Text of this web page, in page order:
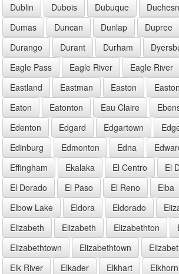
Dublin
Dubois Dubuque
Dumas
Duncan Dunlap Dupree
Durango
Durant Durham
Eagle Pass
Eagle River Eagle River
Eastland
Eastman Easton Easton
Eaton
Eatonton Eau Claire
Edenton
Edgard Edgartown
Edinburg
Edmonton Edna
Effingham
Ekalaka El Centro
El
El Dorado
El Paso El Reno Elba
Elbow Lake
Eldora Eldorado
Elizabeth
Elizabeth Elizabethton
Elizabethtown
Elizabethtown
Elk River
Elkader Elkhart Elkhorn